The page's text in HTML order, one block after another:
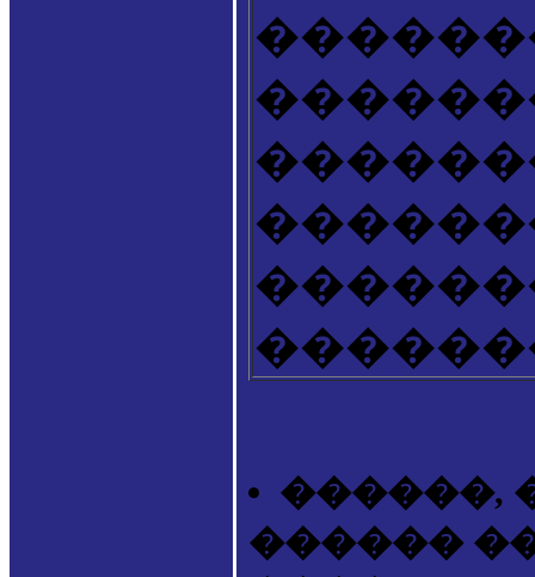
������,
������